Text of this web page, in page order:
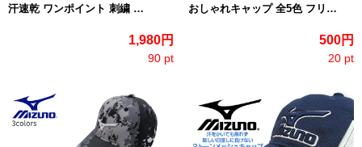
汗速乾 ワンポイント 刺繍 …
1,980円
90 pt
おしゃれキャップ 全5色 フリ…
500円
20 pt